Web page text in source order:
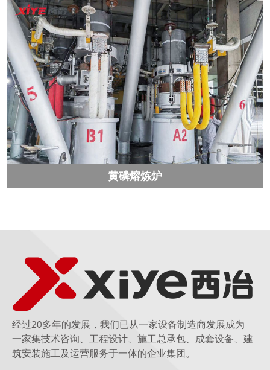
黄磷熔炼炉
经过20多年的发展，我们已从一家设备制造商发展成为
一家集技术咨询、工程设计、施工总承包、成套设备、建
筑安装施工及运营服务于一体的企业集团。